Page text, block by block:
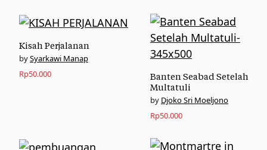
Kisah Perjalanan
Syarkawi Manap
Rp50.000
Banten Seabad Setelah
Multatuli
Djoko Sri Moeljono
Rp50.000